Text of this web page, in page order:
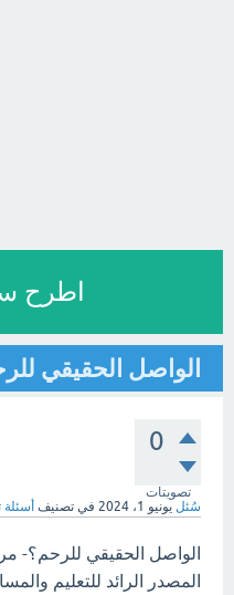
اطرح
الواصل الحقيقي
0
تصويتات
سُئل يونيو 1، 2024 في تصنيف أسئلة
الواصل الحقيقي للرحم؟-
المصدر الرائد للتعليم